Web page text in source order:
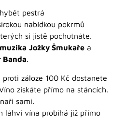
pestrá
nabídkou pokrmů
si jistě pochutnáte.
Jožky Šmukaře a
Banda.
proti záloze 100 Kč dostanete
získáte přímo na stáncích.
sami.
láhví vína probíhá již přímo